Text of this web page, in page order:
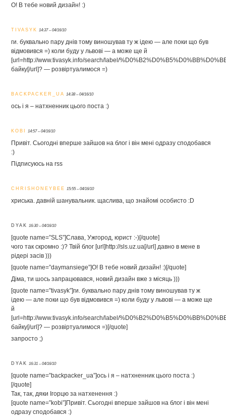
О! В тебе новий дизайн! :)
TIVASYK 14:37 – 04/16/10
ги. буквально пару днів тому виношував ту ж ідею — але поки що був
відмовився =) коли буду у львові — а може ще й
[url=http://www.tivasyk.info/search/label/
байку[/url]? — розвіртуалимося =)
BACKPACKER_UA 14:38 – 04/16/10
ось і я – натхненник цього поста :)
KOBI 14:57 – 04/16/10
Привіт. Сьогодні вперше зайшов на блог і він мені одразу сподобався
:)
Підписуюсь на rss
CHRISHONEYBEE 15:55 – 04/16/10
хриська. давній шанувальник. щаслива, що знайомі особисто :D
DYAK 16:30 – 04/16/10
[quote name=”SLS”]Слава, Ужгород, юрист :-)[/quote]
чого так скромно :)? Твій блог [url]http://sls.uz.ua[/url] давно в мене в
рідері засів )))
[quote name=”daymansiege”]О! В тебе новий дизайн! :)[/quote]
Діма, ти шось запрацювався, новий дизайн вже з місяць )))
[quote name=”tivasyk”]ги. буквально пару днів тому виношував ту ж
ідею — але поки що був відмовився =) коли буду у львові — а може ще
й
[url=http://www.tivasyk.info/search/label/
байку[/url]? — розвіртуалимося =)[/quote]
запросто ;)
DYAK 16:31 – 04/16/10
[quote name=”backpacker_ua”]ось і я – натхненник цього поста :)
[/quote]
Так, так, дяки Ігорцю за натхенення :)
[quote name=”kobi”]Привіт. Сьогодні вперше зайшов на блог і він мені
одразу сподобався :)